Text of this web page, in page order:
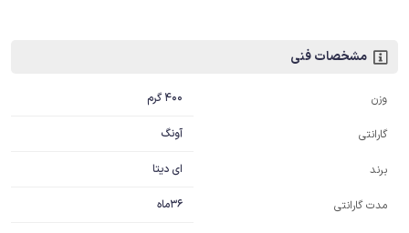
مشخصات فنی
وزن 400 گرم
گارانتی آونگ
برند ای دیتا
مدت گارانتی 36ماه